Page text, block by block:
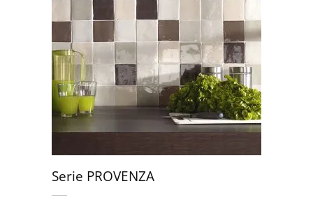
Serie PROVENZA